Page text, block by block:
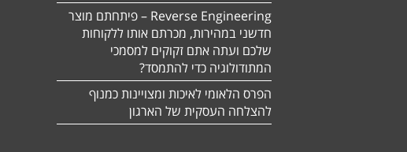
Reverse Engineering – פיתחתם מוצר
חדשני במהירות, מכרתם אותו ללקוחות
שלכם ועתה אתם זקוקים למסמכי
המתודולוגיה כדי להתמסד?
הפרס הלאומי לאיכות ומצויינות כמנוף
להצלחה העסקית של הארגון